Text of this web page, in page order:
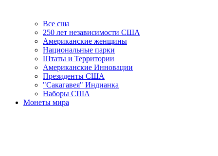
Все сша
250 лет независимости США
Американские женщины
Национальные парки
Штаты и Территории
Американские Инновации
Президенты США
"Сакагавея" Индианка
Наборы США
Монеты мира